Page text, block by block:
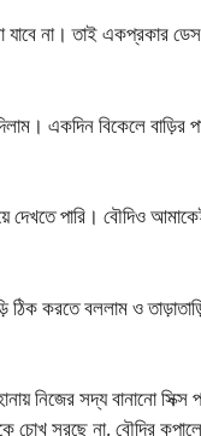
না। তাই একপ্রকার
একদিন বিকেলে বাড়ির
দেখতে পারি। বৌদিও
করতে বললাম ও
নিজের সদ্য বানানো
সরছে না, বৌদির